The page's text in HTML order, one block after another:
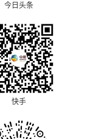
今日头条
快手